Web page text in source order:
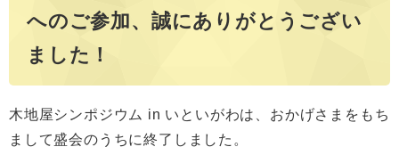
へのご参加、誠にありがとうござい
ました！
木地屋シンポジウム in いといがわは、おかげさまをもち
まして盛会のうちに終了しました。